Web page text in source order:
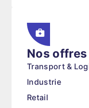
Nos
Transport &
Industrie
Retail